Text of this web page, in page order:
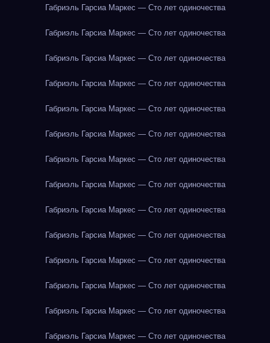
Габриэль Гарсиа Маркес — Сто лет одиночества
Габриэль Гарсиа Маркес — Сто лет одиночества
Габриэль Гарсиа Маркес — Сто лет одиночества
Габриэль Гарсиа Маркес — Сто лет одиночества
Габриэль Гарсиа Маркес — Сто лет одиночества
Габриэль Гарсиа Маркес — Сто лет одиночества
Габриэль Гарсиа Маркес — Сто лет одиночества
Габриэль Гарсиа Маркес — Сто лет одиночества
Габриэль Гарсиа Маркес — Сто лет одиночества
Габриэль Гарсиа Маркес — Сто лет одиночества
Габриэль Гарсиа Маркес — Сто лет одиночества
Габриэль Гарсиа Маркес — Сто лет одиночества
Габриэль Гарсиа Маркес — Сто лет одиночества
Габриэль Гарсиа Маркес — Сто лет одиночества